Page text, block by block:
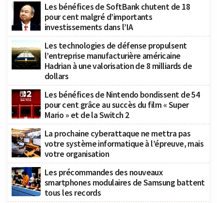
Les bénéfices de SoftBank chutent de 18
pour cent malgré d’importants
investissements dans l’IA
Les technologies de défense propulsent
l’entreprise manufacturière américaine
Hadrian à une valorisation de 8 milliards de
dollars
Les bénéfices de Nintendo bondissent de 54
pour cent grâce au succès du film « Super
Mario » et de la Switch 2
La prochaine cyberattaque ne mettra pas
votre système informatique à l’épreuve, mais
votre organisation
Les précommandes des nouveaux
smartphones modulaires de Samsung battent
tous les records